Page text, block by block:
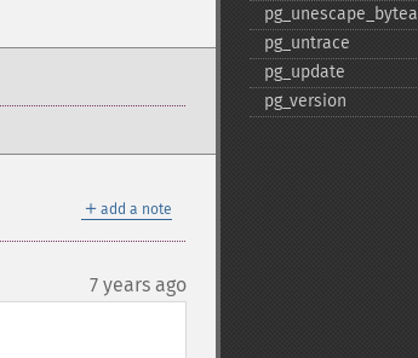
＋ add a note
7 years ago
pg_​unescape_​bytea
pg_​untrace
pg_​update
pg_​version